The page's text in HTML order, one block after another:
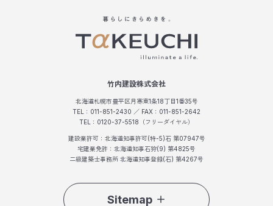
竹内建設株式会社
北海道札幌市豊平区月寒東1条18丁目1番35号
TEL：011-851-2430 ／ FAX：011-851-2642
TEL：0120-37-5518（フリーダイヤル）
建設業許可：北海道知事許可(特-5)石 第07947号
宅建業免許：北海道知事石狩(9) 第4825号
二級建築士事務所 北海道知事登録(石) 第4267号
Sitemap